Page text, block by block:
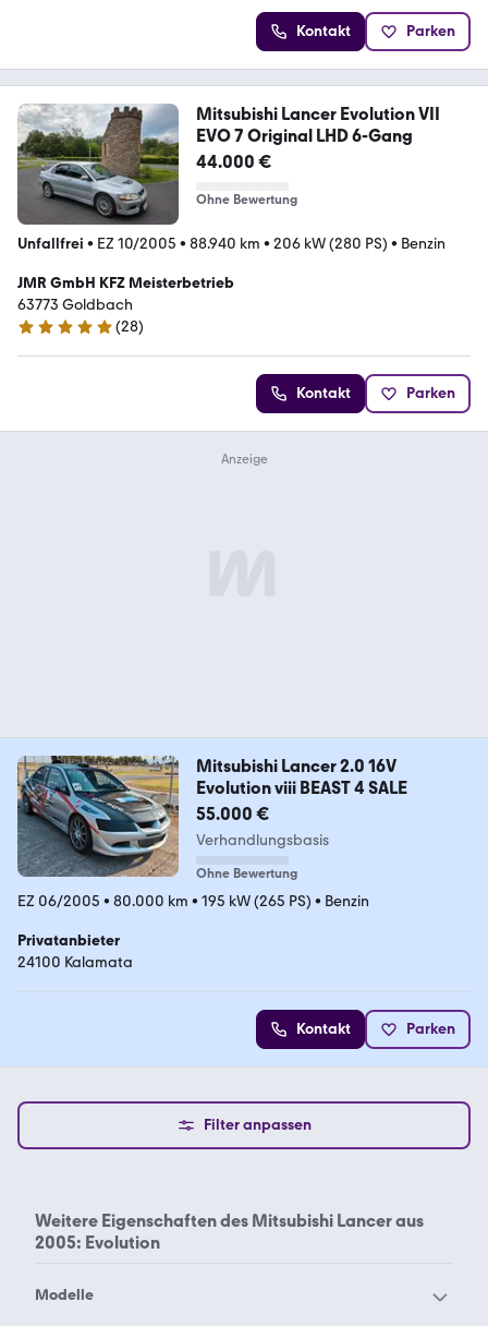
Kontakt Parken
Mitsubishi Lancer Evolution VII
EVO 7 Original LHD 6-Gang
44.000 €
Ohne Bewertung
Unfallfrei • EZ 10/2005 • 88.940 km • 206 kW (280 PS) • Benzin
JMR GmbH KFZ Meisterbetrieb
63773 Goldbach
5 Sterne
(28)
Kontakt Parken
Mitsubishi Lancer 2.0 16V
Evolution viii BEAST 4 SALE
55.000 €
Verhandlungsbasis
Ohne Bewertung
EZ 06/2005 • 80.000 km • 195 kW (265 PS) • Benzin
Privatanbieter
24100 Kalamata
Kontakt Parken
Filter anpassen
Weitere Eigenschaften des Mitsubishi Lancer aus
2005: Evolution
Modelle